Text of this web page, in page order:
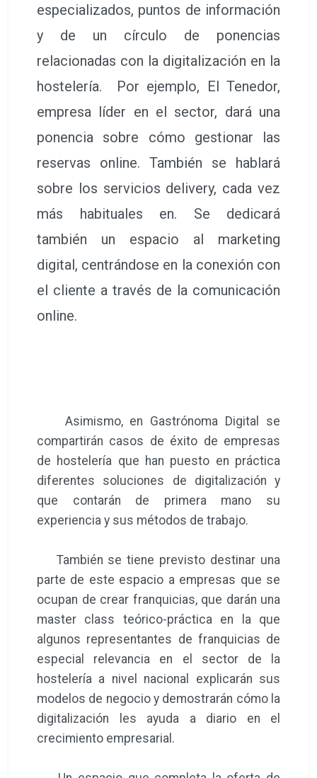
especializados, puntos de información
y de un círculo de ponencias
relacionadas con la digitalización en la
hostelería. Por ejemplo, El Tenedor,
empresa líder en el sector, dará una
ponencia sobre cómo gestionar las
reservas online. También se hablará
sobre los servicios delivery, cada vez
más habituales en. Se dedicará
también un espacio al marketing
digital, centrándose en la conexión con
el cliente a través de la comunicación
online.
Asimismo, en Gastrónoma Digital se
compartirán casos de éxito de empresas
de hostelería que han puesto en práctica
diferentes soluciones de digitalización y
que contarán de primera mano su
experiencia y sus métodos de trabajo.
También se tiene previsto destinar una
parte de este espacio a empresas que se
ocupan de crear franquicias, que darán una
master class teórico-práctica en la que
algunos representantes de franquicias de
especial relevancia en el sector de la
hostelería a nivel nacional explicarán sus
modelos de negocio y demostrarán cómo la
digitalización les ayuda a diario en el
crecimiento empresarial.